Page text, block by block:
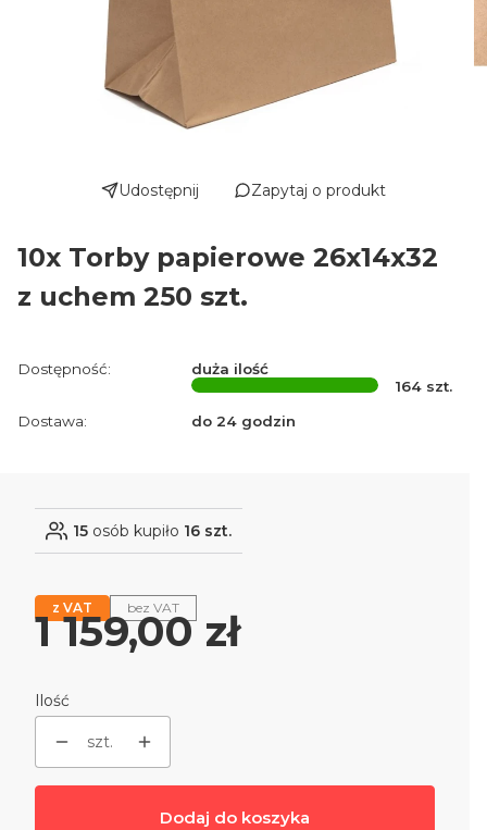
Udostępnij Zapytaj o produkt
10x Torby papierowe 26x14x32
z uchem 250 szt.
Dostępność:
duża ilość
164 szt.
Dostawa:
do 24 godzin
15 osób kupiło 16 szt.
z VAT bez VAT
Cena
1 159,00 zł
Ilość
szt.
Dodaj do koszyka